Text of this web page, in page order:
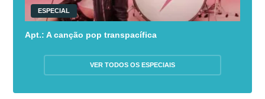
ESPECIAL
Apt.: A canção pop transpacífica
VER TODOS OS ESPECIAIS